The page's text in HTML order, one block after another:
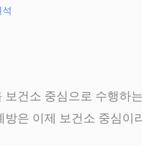
석
보건소 중심으로 수행하
은 이제 보건소 중심이